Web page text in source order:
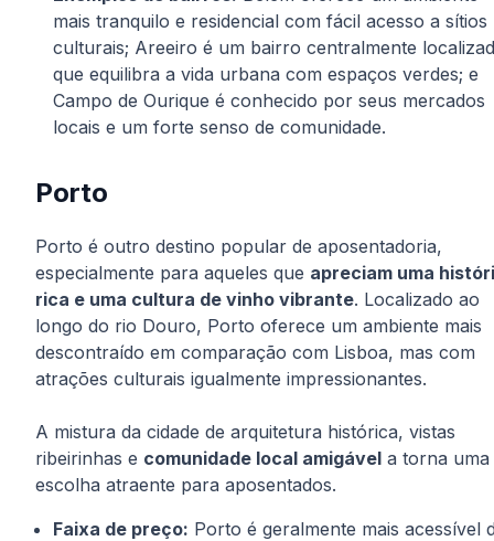
mais tranquilo e residencial com fácil acesso a sítios
culturais; Areeiro é um bairro centralmente
que equilibra a vida urbana com espaços verdes; e
Campo de Ourique é conhecido por seus mercados
locais e um forte senso de comunidade.
Porto
Porto é outro destino popular de aposentadoria,
especialmente para aqueles que apreciam uma
rica e uma cultura de vinho vibrante. Localizado ao
longo do rio Douro, Porto oferece um ambiente mais
descontraído em comparação com Lisboa, mas com
atrações culturais igualmente impressionantes.
A mistura da cidade de arquitetura histórica, vistas
ribeirinhas e comunidade local amigável a torna uma
escolha atraente para aposentados.
Faixa de preço: Porto é geralmente mais acessível